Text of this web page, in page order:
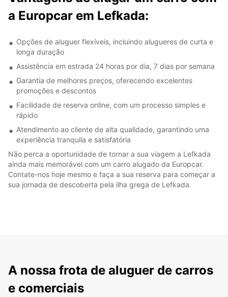
a Europcar em Lefkada:
Opções de aluguer flexíveis, incluindo alugueres de curta e
longa duração
Assistência em estrada 24 horas por dia, 7 dias por semana
Garantia de melhores preços, oferecendo excelentes
promoções e descontos
Facilidade de reserva online, com um processo simples e
rápido
Atendimento ao cliente de alta qualidade, garantindo uma
experiência tranquila e satisfatória
Não perca a oportunidade de tornar a sua viagem a Lefkada
ainda mais memorável com um carro alugado da Europcar.
Contate-nos hoje mesmo e faça a sua reserva para começar a
sua jornada de descoberta pela ilha grega de Lefkada.
A nossa frota de aluguer de carros
e comerciais